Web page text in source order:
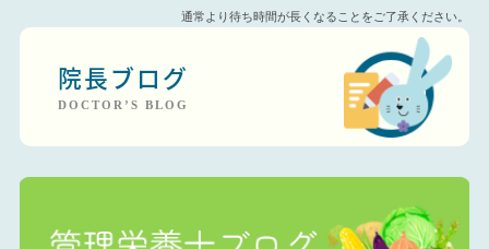
通常より待ち時間が長くなることをご了承ください。
院長ブログ
DOCTOR’S BLOG